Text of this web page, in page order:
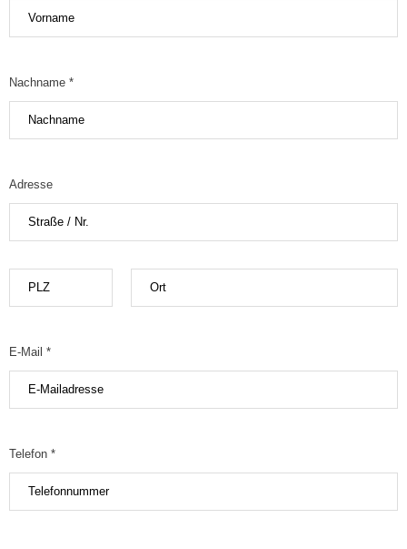
Nachname *
Adresse
E-Mail *
Telefon *